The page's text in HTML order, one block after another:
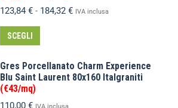
123,84 € - 184,32 € IVA inclusa
SCEGLI
Gres Porcellanato Charm Experience
Blu Saint Laurent 80x160 Italgraniti
(€43/mq)
110,00 €